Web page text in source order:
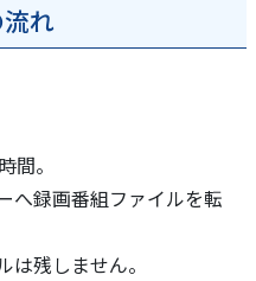
れ
間。
へ録画番組ファイルを転
残しません。